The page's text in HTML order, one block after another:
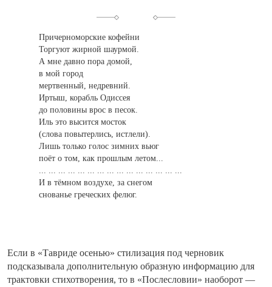
Причерноморские кофейни
Торгуют жирной шаурмой.
А мне давно пора домой,
в мой город
мертвенный, недревний.
Иртыш, корабль Одиссея
до половины врос в песок.
Иль это высится мосток
(слова повытерлись, истлели).
Лишь только голос зимних вьюг
поёт о том, как прошлым летом...
... ... ... ... ... ... ... ... ... ... ... ... ... ... ...
И в тёмном воздухе, за снегом
снованье греческих фелюг.
Если в «Тавриде осенью» стилизация под черновик
подсказывала дополнительную образную информацию для
трактовки стихотворения, то в «Послесловии» наоборот —